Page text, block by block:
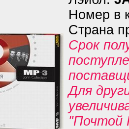
Номер в
Страна
Срок
Для
"Почтой